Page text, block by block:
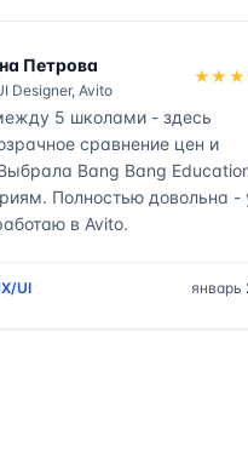
Петрова
Designer, Avito
5 школами - здесь
сравнение цен и
Bang Bang
Полностью довольна -
в Avito.
UI январь